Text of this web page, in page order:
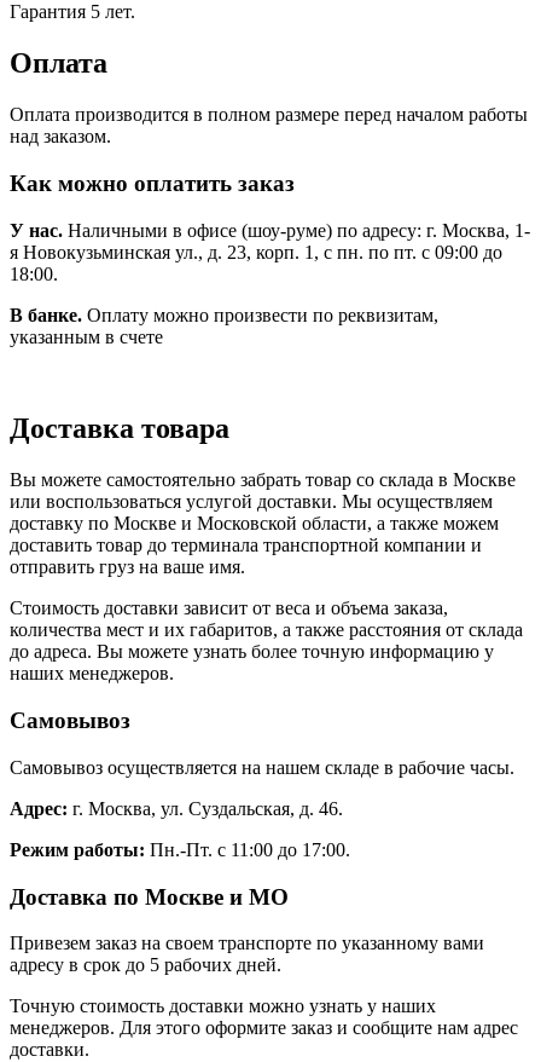
Гарантия 5 лет.
Оплата
Оплата производится в полном размере перед началом работы
над заказом.
Как можно оплатить заказ
У нас. Наличными в офисе (шоу-руме) по адресу: г. Москва, 1-
я Новокузьминская ул., д. 23, корп. 1, с пн. по пт. с 09:00 до
18:00.
В банке. Оплату можно произвести по реквизитам,
указанным в счете
Доставка товара
Вы можете самостоятельно забрать товар со склада в Москве
или воспользоваться услугой доставки. Мы осуществляем
доставку по Москве и Московской области, а также можем
доставить товар до терминала транспортной компании и
отправить груз на ваше имя.
Стоимость доставки зависит от веса и объема заказа,
количества мест и их габаритов, а также расстояния от склада
до адреса. Вы можете узнать более точную информацию у
наших менеджеров.
Самовывоз
Самовывоз осуществляется на нашем складе в рабочие часы.
Адрес: г. Москва, ул. Суздальская, д. 46.
Режим работы: Пн.-Пт. с 11:00 до 17:00.
Доставка по Москве и МО
Привезем заказ на своем транспорте по указанному вами
адресу в срок до 5 рабочих дней.
Точную стоимость доставки можно узнать у наших
менеджеров. Для этого оформите заказ и сообщите нам адрес
доставки.